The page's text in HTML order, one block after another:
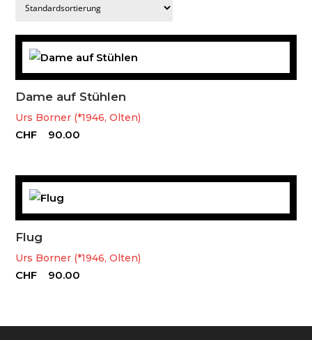
Dame auf Stühlen
Urs Borner (*1946, Olten)
CHF 90.00
Flug
Urs Borner (*1946, Olten)
CHF 90.00